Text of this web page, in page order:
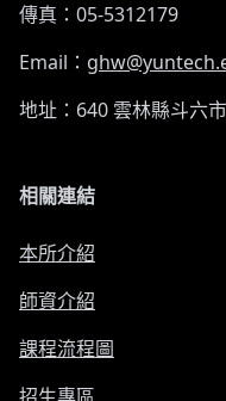
傳真：05-5312179
Email：
地址：640 雲林縣斗六
相關連結
本所介紹
師資介紹
課程流程圖